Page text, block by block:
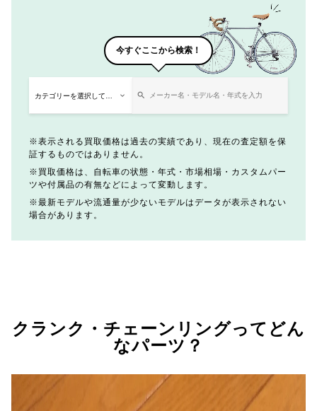
今すぐここから検索！
表示される買取価格は過去の実績であり、現在の査定額を保
証するものではありません。
買取価格は、自転車の状態・年式・市場相場・カスタムパー
ツや付属品の有無などによって変動します。
最新モデルや流通量が少ないモデルはデータが表示されない
場合があります。
クランク・チェーンリングってどん
なパーツ？